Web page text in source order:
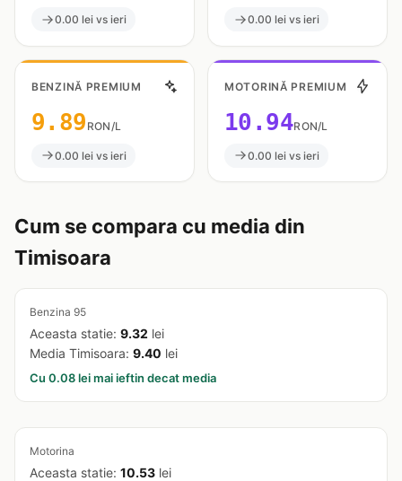
0.00 lei vs ieri 0.00 lei vs ieri
BENZINĂ PREMIUM
9.89 RON/L
0.00 lei vs ieri
MOTORINĂ PREMIUM
10.94RON/L
0.00 lei vs ieri
Cum se compara cu media din
Timisoara
Benzina 95
Aceasta statie: 9.32 lei
Media Timisoara: 9.40 lei
Cu 0.08 lei mai ieftin decat media
Motorina
Aceasta statie: 10.53 lei